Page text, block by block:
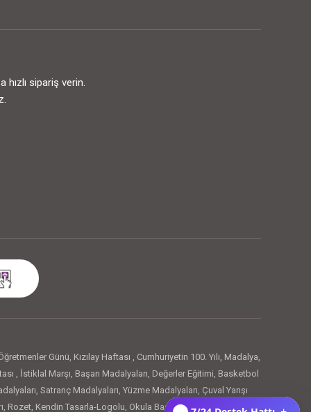
sipariş verin.
Günü, Kızılay Haftası , Cumhuriyetin 100. Yılı, Madalya,
, İstiklal Marşı, Başarı Madalyaları, Değerler Eğitimi, Basketbol
, Satranç Madalyaları, Yüzme Madalyaları, Çuval Yarışı
, Rozet, Kendin Tasarla-Logolu, Okula Başladım Rozetleri ,Artık